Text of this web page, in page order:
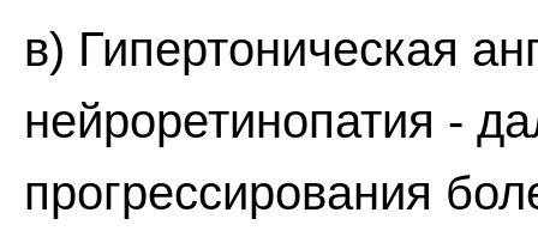
в) Гипертоническая
нейроретинопатия -
прогрессирования